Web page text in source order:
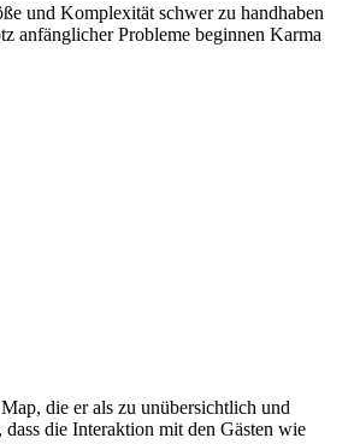
und Komplexität schwer zu handhaben
anfänglicher Probleme beginnen Karma
die er als zu unübersichtlich und
die Interaktion mit den Gästen wie